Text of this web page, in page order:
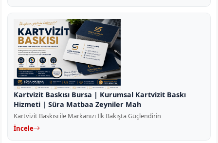
Kartvizit Baskısı Bursa | Kurumsal Kartvizit Baskı
Hizmeti | Süra Matbaa Zeyniler Mah
Kartvizit Baskısı ile Markanızı İlk Bakışta Güçlendirin
İncele